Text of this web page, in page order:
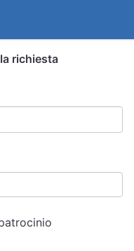
richiesta